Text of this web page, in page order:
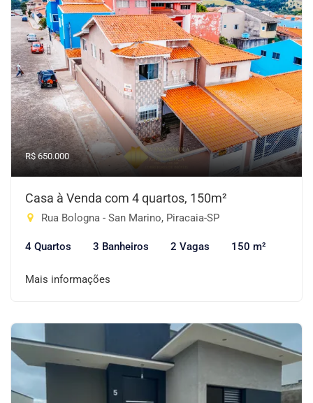
R$ 650.000
Casa à Venda com 4 quartos, 150m²
Rua Bologna - San Marino, Piracaia-SP
4 Quartos 3 Banheiros 2 Vagas 150 m²
Mais informações